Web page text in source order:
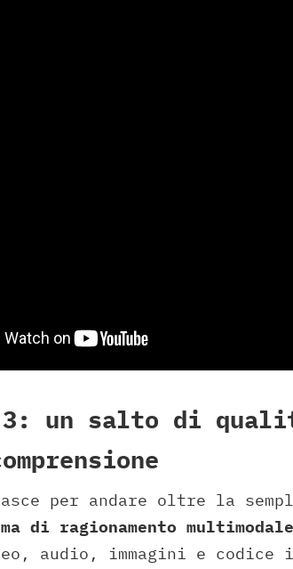
3: un salto di
per andare oltre la
di ragionamento multimodale
audio, immagini e codice